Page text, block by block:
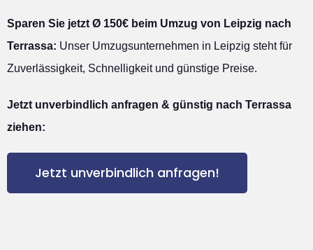
Sparen Sie jetzt Ø 150€ beim Umzug von Leipzig nach
Terrassa: Unser Umzugsunternehmen in Leipzig steht für
Zuverlässigkeit, Schnelligkeit und günstige Preise.
Jetzt unverbindlich anfragen & günstig nach Terrassa
ziehen:
Jetzt unverbindlich anfragen!